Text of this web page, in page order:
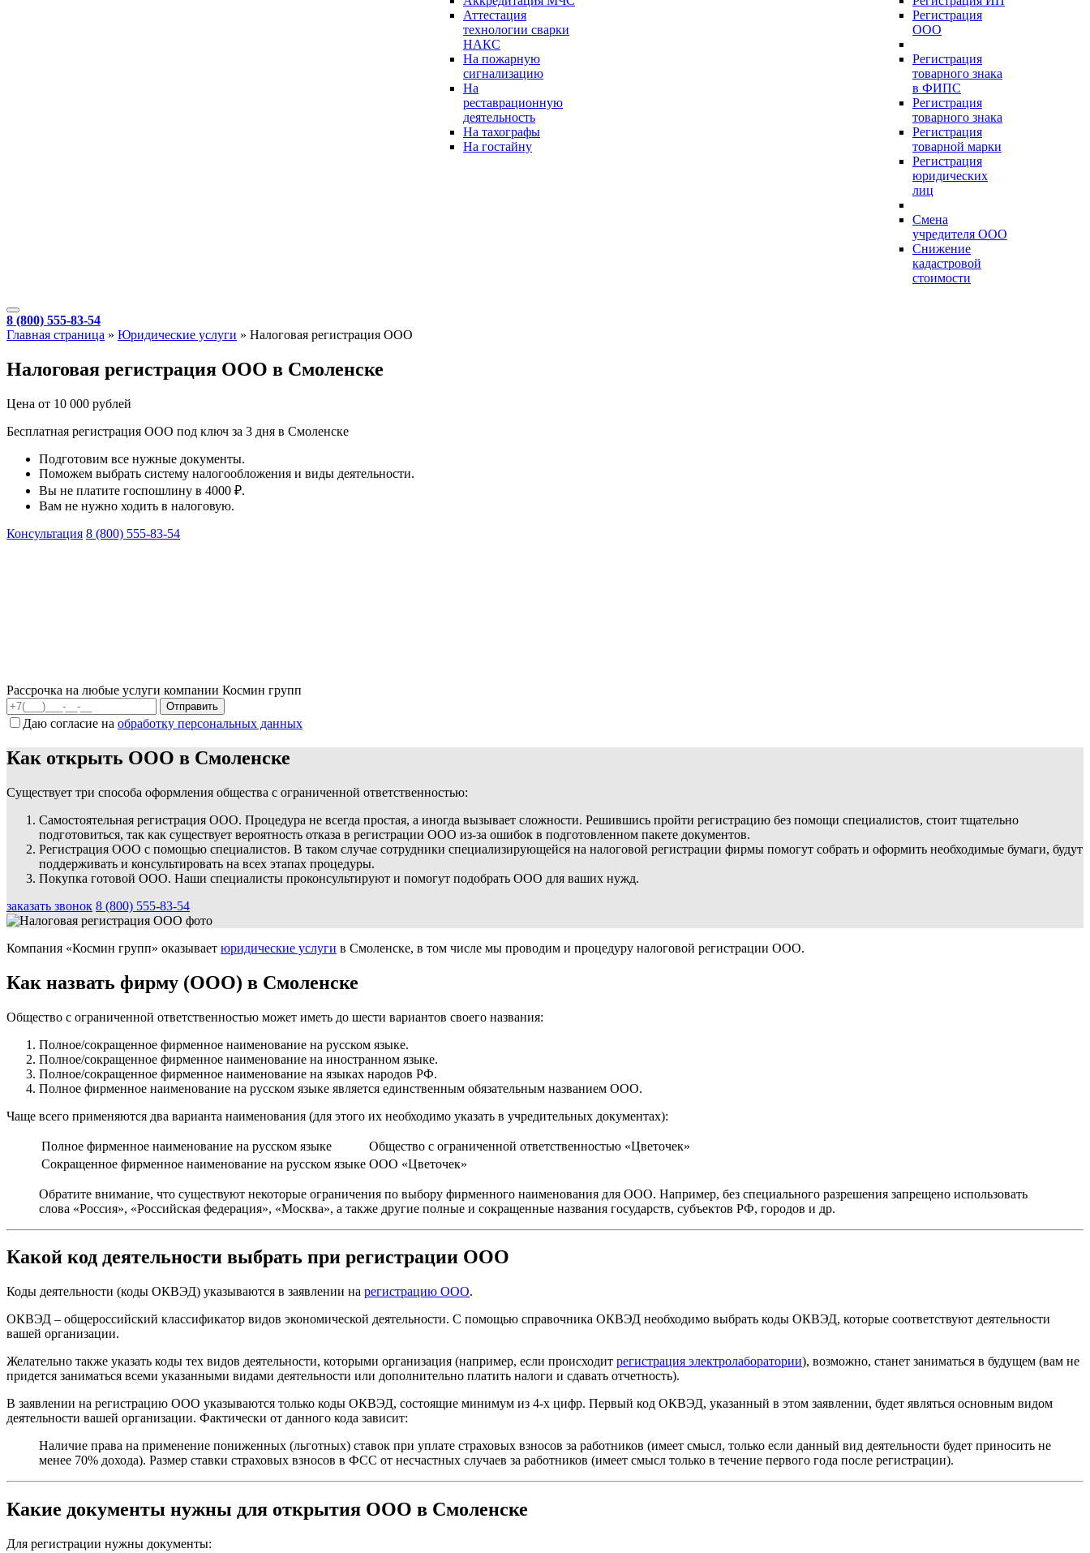
Аттестация
технологии сварки
НАКС
На пожарную
сигнализацию
На
реставрационную
деятельность
На тахографы
На гостайну
Регистрация
ООО
Регистрация
товарного знака
в ФИПС
Регистрация
товарного знака
Регистрация
товарной марки
Регистрация
юридических
лиц
Смена
учредителя ООО
Снижение
кадастровой
стоимости
8 (800) 555-83-54
Главная страница » Юридические услуги » Налоговая регистрация ООО
Налоговая регистрация ООО в Смоленске
Цена от 10 000 рублей
Бесплатная регистрация ООО под ключ за 3 дня в Смоленске
Подготовим все нужные документы.
Поможем выбрать систему налогообложения и виды деятельности.
Вы не платите госпошлину в 4000 ₽.
Вам не нужно ходить в налоговую.
Консультация 8 (800) 555-83-54
Рассрочка на любые услуги компании Космин групп
Даю согласие на обработку персональных данных
Как открыть ООО в Смоленске
Существует три способа оформления общества с ограниченной ответственностью:
Самостоятельная регистрация ООО. Процедура не всегда простая, а иногда вызывает сложности. Решившись пройти регистрацию без помощи специалистов, стоит тщательно
подготовиться, так как существует вероятность отказа в регистрации ООО из-за ошибок в подготовленном пакете документов.
Регистрация ООО с помощью специалистов. В таком случае сотрудники специализирующейся на налоговой регистрации фирмы помогут собрать и оформить необходимые бумаги, будут
поддерживать и консультировать на всех этапах процедуры.
Покупка готовой ООО. Наши специалисты проконсультируют и помогут подобрать ООО для ваших нужд.
заказать звонок 8 (800) 555-83-54
Компания «Космин групп» оказывает юридические услуги в Смоленске, в том числе мы проводим и процедуру налоговой регистрации ООО.
Как назвать фирму (ООО) в Смоленске
Общество с ограниченной ответственностью может иметь до шести вариантов своего названия:
Полное/сокращенное фирменное наименование на русском языке.
Полное/сокращенное фирменное наименование на иностранном языке.
Полное/сокращенное фирменное наименование на языках народов РФ.
Полное фирменное наименование на русском языке является единственным обязательным названием ООО.
Чаще всего применяются два варианта наименования (для этого их необходимо указать в учредительных документах):
Полное фирменное наименование на русском языке
Общество с ограниченной ответственностью «Цветочек»
Сокращенное фирменное наименование на русском языке ООО «Цветочек»
Обратите внимание, что существуют некоторые ограничения по выбору фирменного наименования для ООО. Например, без специального разрешения запрещено использовать
слова «Россия», «Российская федерация», «Москва», а также другие полные и сокращенные названия государств, субъектов РФ, городов и др.
Какой код деятельности выбрать при регистрации ООО
Коды деятельности (коды ОКВЭД) указываются в заявлении на регистрацию ООО.
ОКВЭД – общероссийский классификатор видов экономической деятельности. С помощью справочника ОКВЭД необходимо выбрать коды ОКВЭД, которые соответствуют деятельности
вашей организации.
Желательно также указать коды тех видов деятельности, которыми организация (например, если происходит регистрация электролаборатории), возможно, станет заниматься в будущем (вам не
придется заниматься всеми указанными видами деятельности или дополнительно платить налоги и сдавать отчетность).
В заявлении на регистрацию ООО указываются только коды ОКВЭД, состоящие минимум из 4-х цифр. Первый код ОКВЭД, указанный в этом заявлении, будет являться основным видом
деятельности вашей организации. Фактически от данного кода зависит:
Наличие права на применение пониженных (льготных) ставок при уплате страховых взносов за работников (имеет смысл, только если данный вид деятельности будет приносить не
менее 70% дохода). Размер ставки страховых взносов в ФСС от несчастных случаев за работников (имеет смысл только в течение первого года после регистрации).
Какие документы нужны для открытия ООО в Смоленске
Для регистрации нужны документы: